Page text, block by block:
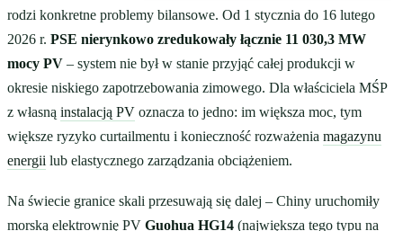
rodzi konkretne problemy bilansowe. Od 1 stycznia do 16 lutego
2026 r. PSE nierynkowo zredukowały łącznie 11 030,3 MW
mocy PV – system nie był w stanie przyjąć całej produkcji w
okresie niskiego zapotrzebowania zimowego. Dla właściciela MŚP
z własną instalacją PV oznacza to jedno: im większa moc, tym
większe ryzyko curtailmentu i konieczność rozważenia magazynu
energii lub elastycznego zarządzania obciążeniem.
Na świecie granice skali przesuwają się dalej – Chiny uruchomiły
morską elektrownię PV Guohua HG14 (największa tego typu na